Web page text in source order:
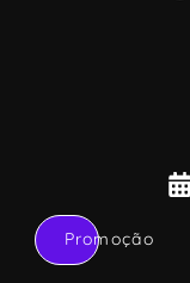
Promoção